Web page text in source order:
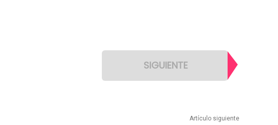
SIGUIENTE
Artículo siguiente